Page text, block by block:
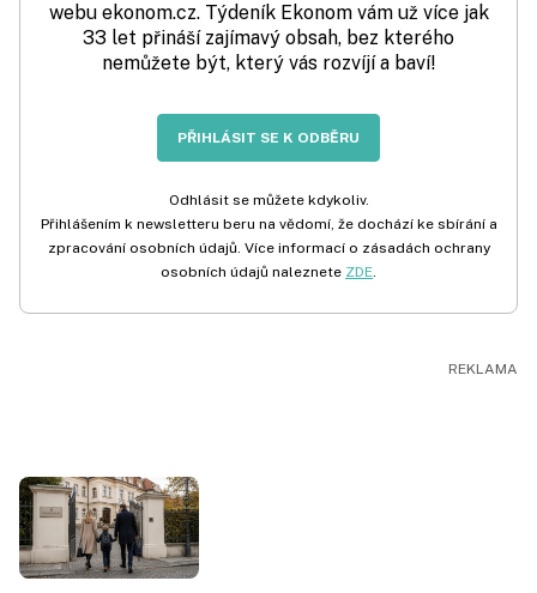
webu ekonom.cz. Týdeník Ekonom vám už více jak
33 let přináší zajímavý obsah, bez kterého
nemůžete být, který vás rozvíjí a baví!
PŘIHLÁSIT SE K ODBĚRU
Odhlásit se můžete kdykoliv.
Přihlášením k newsletteru beru na vědomí, že dochází ke sbírání a
zpracování osobních údajů. Více informací o zásadách ochrany
osobních údajů naleznete ZDE.